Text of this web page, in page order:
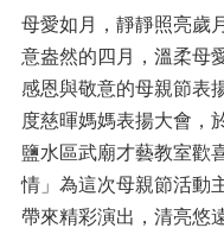
防
疫
專
區
認
識
鹽
水
母愛如月，靜靜照亮歲
意盎然的四月，溫柔母
感恩與敬意的母親節表
度慈暉媽媽表揚大會，
鹽水區武廟才藝教室歡
情」為這次母親節活動
帶來精彩演出，清亮悠